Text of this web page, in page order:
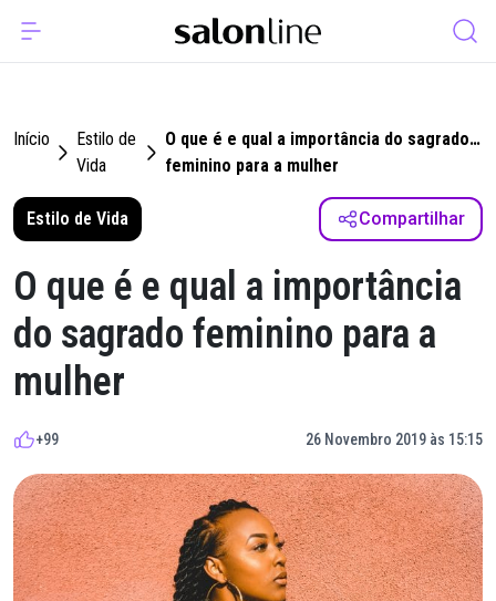
Início
Estilo de
Vida
O que é e qual a importância do sagrado
feminino para a mulher
Estilo de Vida Compartilhar
O que é e qual a importância
do sagrado feminino para a
mulher
+99 26 Novembro 2019 às 15:15